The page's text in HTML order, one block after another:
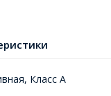
Класс А